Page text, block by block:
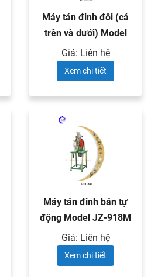
Máy tán đinh đôi (cả
trên và dưới) Model
JZ-989M2
Giá: Liên hệ
Xem chi tiết
Máy tán đinh bán tự
động Model JZ-918M
Giá: Liên hệ
Xem chi tiết